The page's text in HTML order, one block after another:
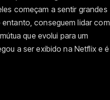
começam a sentir grandes
conseguem lidar com
que evolui para um
a ser exibido na Netflix e é